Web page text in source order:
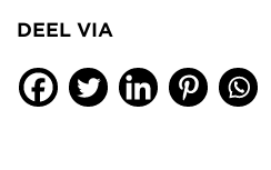
DEEL VIA